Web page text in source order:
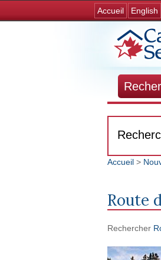
Accueil English
Accueil >
Route
Rechercher